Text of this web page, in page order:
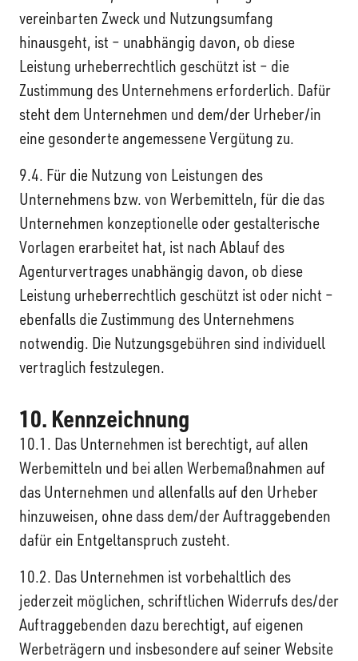
vereinbarten Zweck und Nutzungsumfang
hinausgeht, ist – unabhängig davon, ob diese
Leistung urheberrechtlich geschützt ist – die
Zustimmung des Unternehmens erforderlich. Dafür
steht dem Unternehmen und dem/der Urheber/in
eine gesonderte angemessene Vergütung zu.
9.4. Für die Nutzung von Leistungen des
Unternehmens bzw. von Werbemitteln, für die das
Unternehmen konzeptionelle oder gestalterische
Vorlagen erarbeitet hat, ist nach Ablauf des
Agenturvertrages unabhängig davon, ob diese
Leistung urheberrechtlich geschützt ist oder nicht –
ebenfalls die Zustimmung des Unternehmens
notwendig. Die Nutzungsgebühren sind individuell
vertraglich festzulegen.
10. Kennzeichnung
10.1. Das Unternehmen ist berechtigt, auf allen
Werbemitteln und bei allen Werbemaßnahmen auf
das Unternehmen und allenfalls auf den Urheber
hinzuweisen, ohne dass dem/der Auftraggebenden
dafür ein Entgeltanspruch zusteht.
10.2. Das Unternehmen ist vorbehaltlich des
jederzeit möglichen, schriftlichen Widerrufs des/der
Auftraggebenden dazu berechtigt, auf eigenen
Werbeträgern und insbesondere auf seiner Website